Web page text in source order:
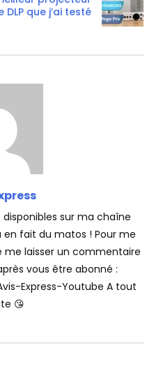
que j’ai testé
sur ma chaîne
fait du matos ! Pour me
laisser un commentaire
vous être abonné :
Express-Youtube A tout
😘